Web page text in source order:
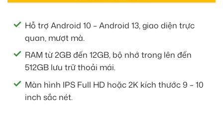
Hỗ trợ Android 10 – Android 13, giao diện trực
quan, mượt mà.
RAM từ 2GB đến 12GB, bộ nhớ trong lên đến
512GB lưu trữ thoải mái.
Màn hình IPS Full HD hoặc 2K kích thước 9 – 10
inch sắc nét.